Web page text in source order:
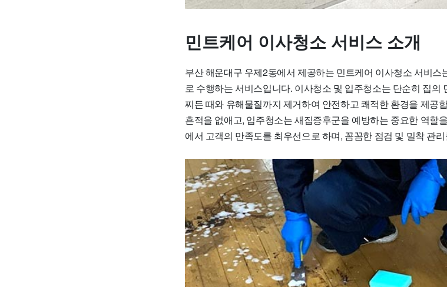
민트케어 이사청소 서비스 소개
부산 해운대구 우제2동에서 제공하는 민트케어 이사청소 서비
로 수행하는 서비스입니다. 이사청소 및 입주청소는 단순히 집의
찌든 때와 유해물질까지 제거하여 안전하고 쾌적한 환경을 제공
흔적을 없애고, 입주청소는 새집증후군을 예방하는 중요한 역할
에서 고객의 만족도를 최우선으로 하며, 꼼꼼한 점검 및 밀착 관